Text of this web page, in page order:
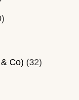
Co) (32)